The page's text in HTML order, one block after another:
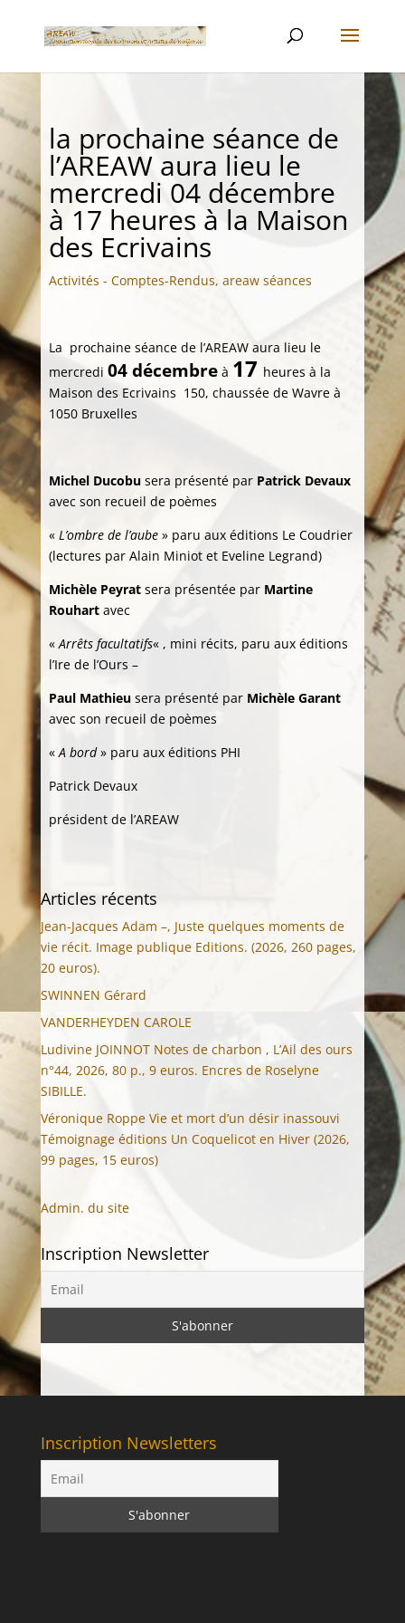
la prochaine séance de
l’AREAW aura lieu le
mercredi 04 décembre
à 17 heures à la Maison
des Ecrivains
Activités - Comptes-Rendus, areaw séances
La prochaine séance de l’AREAW aura lieu le
mercredi 04 décembre à 17 heures à la
Maison des Ecrivains 150, chaussée de Wavre à
1050 Bruxelles
Michel Ducobusera présenté par Patrick Devaux
avec son recueil de poèmes
« L’ombre de l’aube» paru aux éditions Le Coudrier
(lectures par Alain Miniot et Eveline Legrand)
Michèle Peyratsera présentée parMartine
Rouhartavec
«Arrêts facultatifs« , mini récits, paru aux éditions
l’Ire de l’Ours –
Paul Mathieusera présenté par Michèle Garant
avec son recueil de poèmes
«A bord» paru aux éditions PHI
Patrick Devaux
président de l’AREAW
Articles récents
Jean-Jacques Adam –, Juste quelques moments de
vie récit. Image publique Editions. (2026, 260 pages,
20 euros).
SWINNEN Gérard
VANDERHEYDEN CAROLE
Ludivine JOINNOT Notes de charbon , L’Ail des ours
n°44, 2026, 80 p., 9 euros. Encres de Roselyne
SIBILLE.
Véronique Roppe Vie et mort d’un désir inassouvi
Témoignage éditions Un Coquelicot en Hiver (2026,
99 pages, 15 euros)
Admin. du site
Inscription Newsletter
Inscription Newsletters